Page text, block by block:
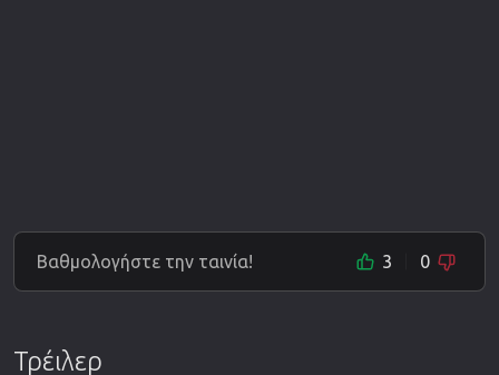
Βαθμολογήστε την ταινία! 3 0
Τρέιλερ